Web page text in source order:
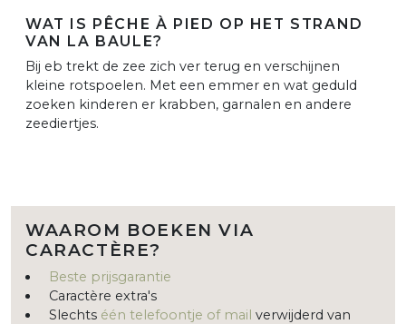
WAT IS PÊCHE À PIED OP HET STRAND
VAN LA BAULE?
Bij eb trekt de zee zich ver terug en verschijnen
kleine rotspoelen. Met een emmer en wat geduld
zoeken kinderen er krabben, garnalen en andere
zeediertjes.
WAAROM BOEKEN VIA
CARACTÈRE?
Beste prijsgarantie
Caractère extra's
Slechts één telefoontje of mail verwijderd van